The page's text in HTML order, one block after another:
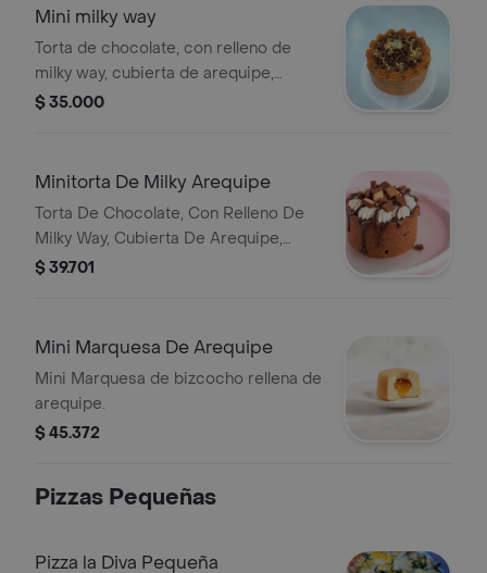
Mini milky way
Torta de chocolate, con relleno de
milky way, cubierta de arequipe,
chispas de chocolate y maní.
$ 35.000
Minitorta De Milky Arequipe
Torta De Chocolate, Con Relleno De
Milky Way, Cubierta De Arequipe,
Chispas De Chocolate Y Mani
$ 39.701
Mini Marquesa De Arequipe
Mini Marquesa de bizcocho rellena de
arequipe.
$ 45.372
Pizzas Pequeñas
Pizza la Diva Pequeña